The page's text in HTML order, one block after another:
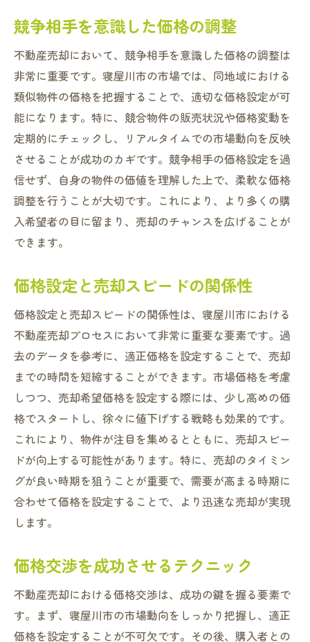
競争相手を意識した価格の調整
不動産売却において、競争相手を意識した価格の調整は
非常に重要です。寝屋川市の市場では、同地域における
類似物件の価格を把握することで、適切な価格設定が可
能になります。特に、競合物件の販売状況や価格変動を
定期的にチェックし、リアルタイムでの市場動向を反映
させることが成功のカギです。競争相手の価格設定を過
信せず、自身の物件の価値を理解した上で、柔軟な価格
調整を行うことが大切です。これにより、より多くの購
入希望者の目に留まり、売却のチャンスを広げることが
できます。
価格設定と売却スピードの関係性
価格設定と売却スピードの関係性は、寝屋川市における
不動産売却プロセスにおいて非常に重要な要素です。過
去のデータを参考に、適正価格を設定することで、売却
までの時間を短縮することができます。市場価格を考慮
しつつ、売却希望価格を設定する際には、少し高めの価
格でスタートし、徐々に値下げする戦略も効果的です。
これにより、物件が注目を集めるとともに、売却スピー
ドが向上する可能性があります。特に、売却のタイミン
グが良い時期を狙うことが重要で、需要が高まる時期に
合わせて価格を設定することで、より迅速な売却が実現
します。
価格交渉を成功させるテクニック
不動産売却における価格交渉は、成功の鍵を握る要素で
す。まず、寝屋川市の市場動向をしっかり把握し、適正
価格を設定することが不可欠です。その後、購入者との